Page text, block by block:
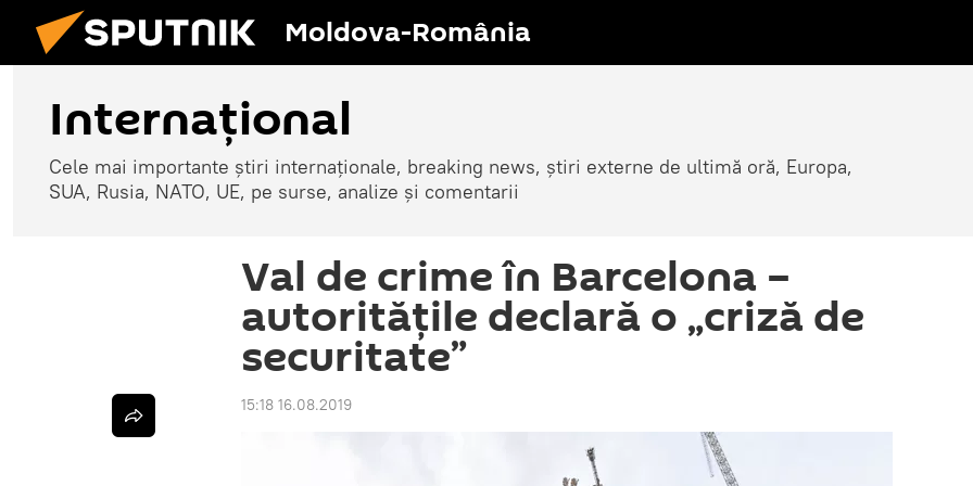
Moldova-România
Internaţional
Cele mai importante știri internaționale, breaking news, știri externe de ultimă oră, Europa,
SUA, Rusia, NATO, UE, pe surse, analize și comentarii
Val de crime în Barcelona –
autorităţile declară o „criză de
securitate”
15:18 16.08.2019